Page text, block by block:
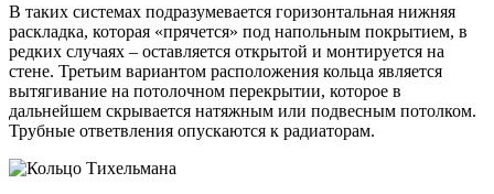
В таких системах подразумевается горизонтальная нижняя
раскладка, которая «прячется» под напольным покрытием, в
редких случаях – оставляется открытой и монтируется на
стене. Третьим вариантом расположения кольца является
вытягивание на потолочном перекрытии, которое в
дальнейшем скрывается натяжным или подвесным потолком.
Трубные ответвления опускаются к радиаторам.